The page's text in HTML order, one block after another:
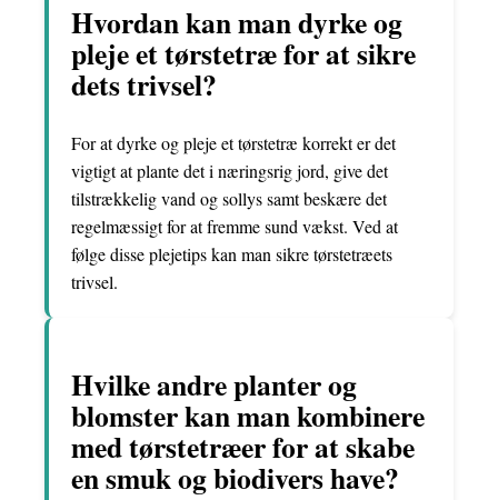
Hvordan kan man dyrke og
pleje et tørstetræ for at sikre
dets trivsel?
For at dyrke og pleje et tørstetræ korrekt er det
vigtigt at plante det i næringsrig jord, give det
tilstrækkelig vand og sollys samt beskære det
regelmæssigt for at fremme sund vækst. Ved at
følge disse plejetips kan man sikre tørstetræets
trivsel.
Hvilke andre planter og
blomster kan man kombinere
med tørstetræer for at skabe
en smuk og biodivers have?